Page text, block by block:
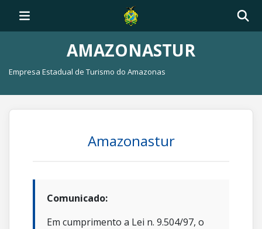
AMAZONASTUR
Empresa Estadual de Turismo do Amazonas
Amazonastur
Comunicado:
Em cumprimento a Lei n. 9.504/97, o